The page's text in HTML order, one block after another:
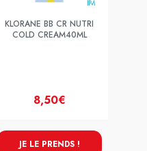
KLORANE BB CR NUTRI
COLD CREAM40ML
8,50€
JE LE PRENDS !